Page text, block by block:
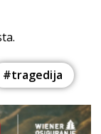
#tragedija